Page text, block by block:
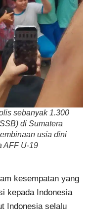
sebanyak 1.300
di Sumatera
usia dini
AFF U-19
kesempatan yang
kepada Indonesia
Indonesia selalu